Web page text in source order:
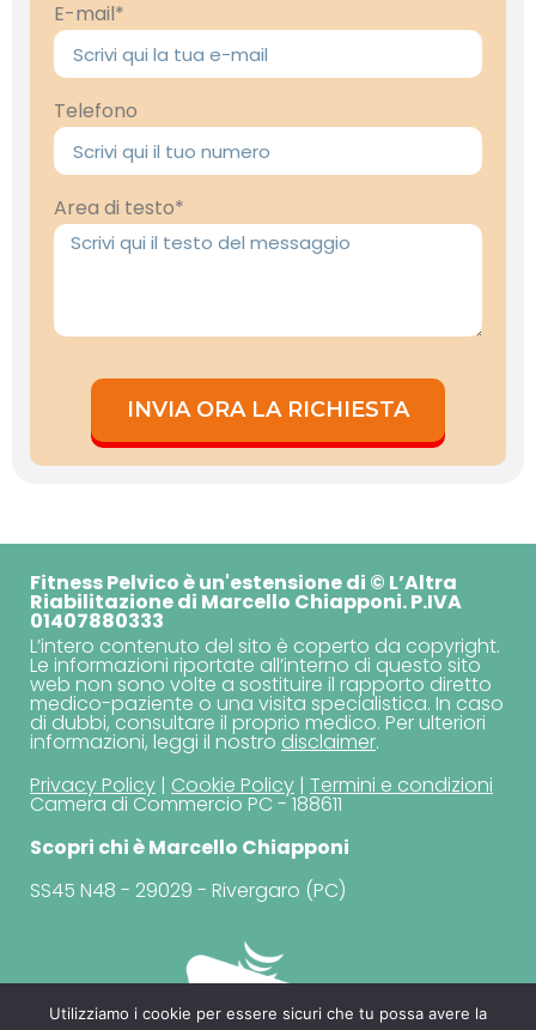
E-mail*
Telefono
Area di testo*
INVIA ORA LA RICHIESTA
Fitness Pelvico è un'estensione di © L’Altra
Riabilitazione di Marcello Chiapponi. P.IVA
01407880333
L’intero contenuto del sito è coperto da copyright.
Le informazioni riportate all’interno di questo sito
web non sono volte a sostituire il rapporto diretto
medico-paziente o una visita specialistica. In caso
di dubbi, consultare il proprio medico. Per ulteriori
informazioni, leggi il nostro disclaimer.
Privacy Policy | Cookie Policy | Termini e condizioni
Camera di Commercio PC - 188611
Scopri chi è Marcello Chiapponi
SS45 N48 - 29029 - Rivergaro (PC)
Utilizziamo i cookie per essere sicuri che tu possa avere la